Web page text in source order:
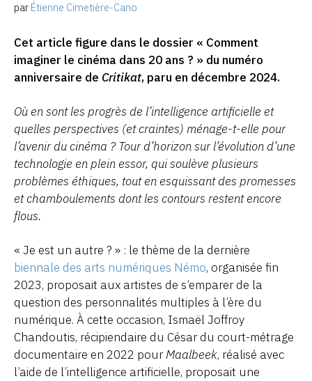
par Étienne Cimetière-Cano
Cet article figure dans le dossier « Comment
imaginer le cinéma dans 20 ans ? » du numéro
anniversaire de Critikat, paru en décembre 2024.
Où en sont les progrès de l’intelligence artificielle et
quelles perspectives (et craintes) ménage-t-elle pour
l’avenir du cinéma ? Tour d’horizon sur l’évolution d’une
technologie en plein essor, qui soulève plusieurs
problèmes éthiques, tout en esquissant des promesses
et chamboulements dont les contours restent encore
flous.
« Je est un autre ? » : le thème de la dernière
biennale des arts numériques Némo, organisée fin
2023, proposait aux artistes de s’emparer de la
question des personnalités multiples à l’ère du
numérique. À cette occasion, Ismaël Joffroy
Chandoutis, récipiendaire du César du court-métrage
documentaire en 2022 pourMaalbeek, réalisé avec
l’aide de l’intelligence artificielle, proposait une